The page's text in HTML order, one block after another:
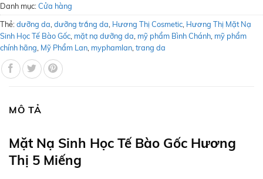
Danh mục:Cửa hàng
Thẻ:dưỡng da dưỡng trắng da Hương Thị Cosmetic Hương Thị Mặt Nạ
Sinh Học Tế Bào Gốc mặt nạ dưỡng da mỹ phẩm Bình Chánh mỹ phẩm
chính hãng Mỹ Phẩm Lan myphamlan trang da
MÔ TẢ
Mặt Nạ Sinh Học Tế Bào Gốc Hương
Thị 5 Miếng